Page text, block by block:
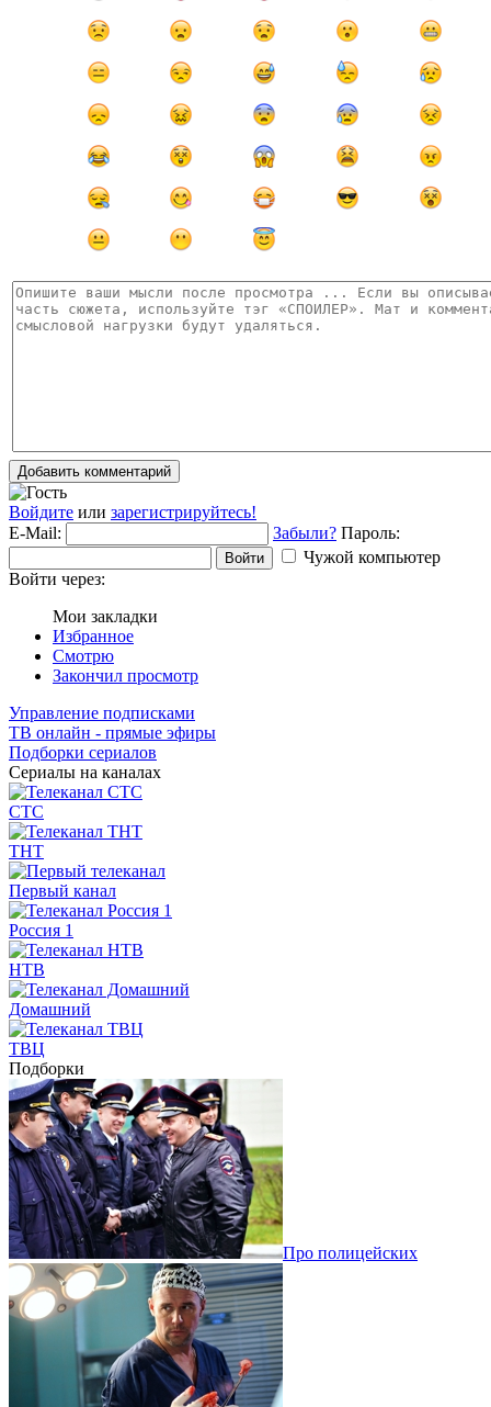
Добавить комментарий
Войдите или зарегистрируйтесь!
E-Mail:
Забыли? Пароль:
Войти
Чужой компьютер
Войти через:
Мои закладки
Избранное
Смотрю
Закончил просмотр
Управление подписками
ТВ онлайн - прямые эфиры
Подборки сериалов
Сериалы на каналах
СТС
ТНТ
Первый канал
Россия 1
НТВ
Домашний
ТВЦ
Подборки
Про полицейских